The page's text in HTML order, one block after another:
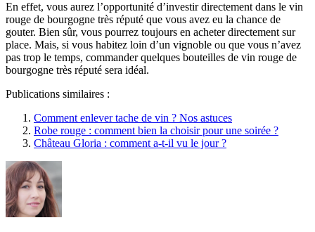
En effet, vous aurez l’opportunité d’investir directement dans le vin
rouge de bourgogne très réputé que vous avez eu la chance de
gouter. Bien sûr, vous pourrez toujours en acheter directement sur
place. Mais, si vous habitez loin d’un vignoble ou que vous n’avez
pas trop le temps, commander quelques bouteilles de vin rouge de
bourgogne très réputé sera idéal.
Publications similaires :
Comment enlever tache de vin ? Nos astuces
Robe rouge : comment bien la choisir pour une soirée ?
Château Gloria : comment a-t-il vu le jour ?